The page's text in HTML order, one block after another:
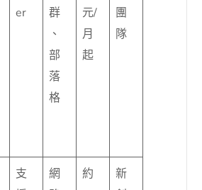
er
群
、
部
落
格
元/
月
起
團
隊
支
網
約
新